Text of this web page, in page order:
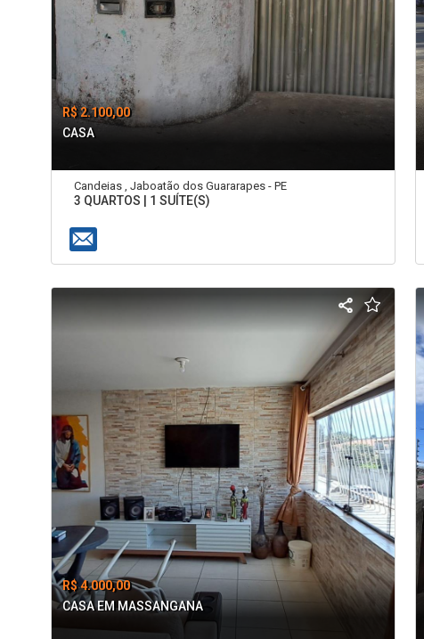
R$ 2.100,00
CASA
Candeias , Jaboatão dos Guararapes - PE
3 QUARTOS | 1 SUÍTE(S)
R$ 4.000,00
CASA EM MASSANGANA